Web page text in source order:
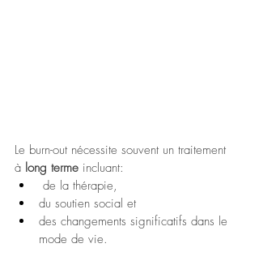
Le burn-out nécessite souvent un traitement
à long terme incluant:
de la thérapie,
du soutien social et
des changements significatifs dans le
mode de vie.